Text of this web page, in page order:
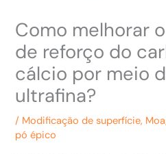
Como melhorar
de reforço do
cálcio por meio
ultrafina?
/ Modificação de superfície,
pó épico